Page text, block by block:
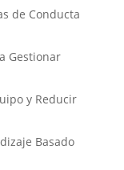
de Conducta
Gestionar
y Reducir
Basado